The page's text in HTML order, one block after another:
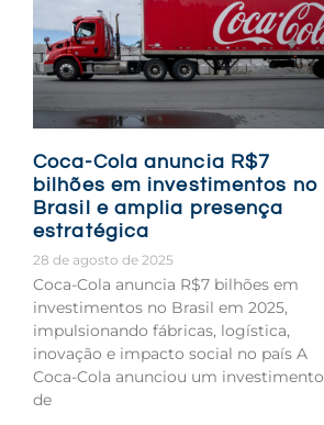
Coca-Cola anuncia R$7
bilhões em investimentos no
Brasil e amplia presença
estratégica
28 de agosto de 2025
Coca-Cola anuncia R$7 bilhões em
investimentos no Brasil em 2025,
impulsionando fábricas, logística,
inovação e impacto social no país A
Coca-Cola anunciou um investimento
de